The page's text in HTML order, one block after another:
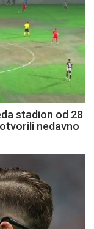
stadion od 28
nedavno